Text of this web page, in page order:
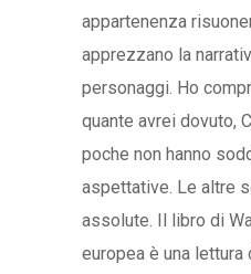
appartenenza
apprezzano la
personaggi. Ho
quante avrei dovuto,
poche non hanno
aspettative. Le altre
assolute. Il libro di
europea è una lettura